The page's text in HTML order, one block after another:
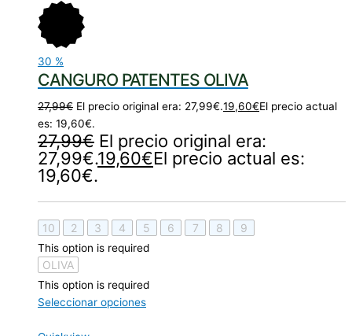
30 %
CANGURO PATENTES OLIVA
27,99€ El precio original era: 27,99€.19,60€El precio actual
es: 19,60€.
27,99€ El precio original era:
27,99€.19,60€El precio actual es:
19,60€.
10 2 3 4 5 6 7 8 9
This option is required
OLIVA
This option is required
Seleccionar opciones